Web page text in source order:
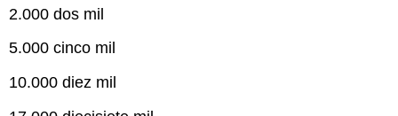
2.000 dos mil
5.000 cinco mil
10.000 diez mil